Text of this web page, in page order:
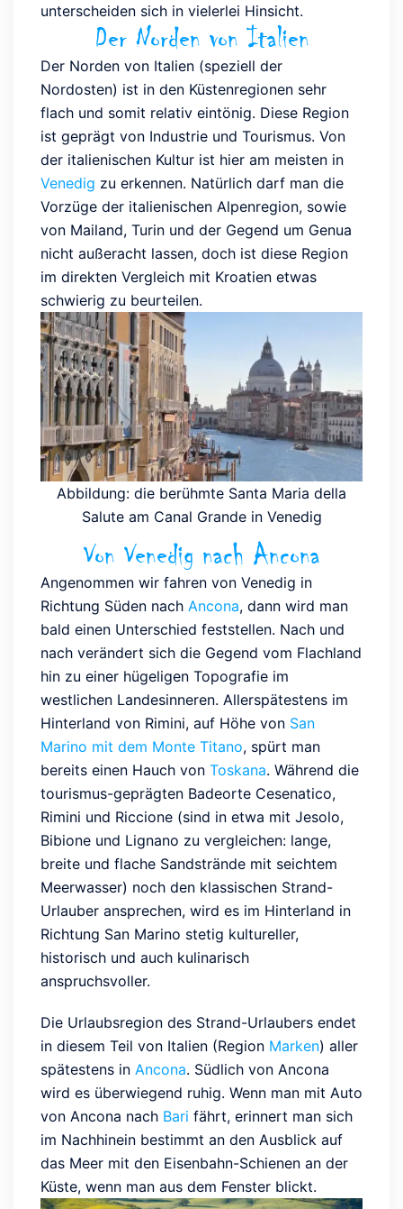
unterscheiden sich in vielerlei Hinsicht.
Der Norden von Italien
Der Norden von Italien (speziell der
Nordosten) ist in den Küstenregionen sehr
flach und somit relativ eintönig. Diese Region
ist geprägt von Industrie und Tourismus. Von
der italienischen Kultur ist hier am meisten in
Venedig zu erkennen. Natürlich darf man die
Vorzüge der italienischen Alpenregion, sowie
von Mailand, Turin und der Gegend um Genua
nicht außeracht lassen, doch ist diese Region
im direkten Vergleich mit Kroatien etwas
schwierig zu beurteilen.
Abbildung: die berühmte Santa Maria della
Salute am Canal Grande in Venedig
Von Venedig nach Ancona
Angenommen wir fahren von Venedig in
Richtung Süden nach Ancona, dann wird man
bald einen Unterschied feststellen. Nach und
nach verändert sich die Gegend vom Flachland
hin zu einer hügeligen Topografie im
westlichen Landesinneren. Allerspätestens im
Hinterland von Rimini, auf Höhe von San
Marino mit dem Monte Titano, spürt man
bereits einen Hauch von Toskana. Während die
tourismus-geprägten Badeorte Cesenatico,
Rimini und Riccione (sind in etwa mit Jesolo,
Bibione und Lignano zu vergleichen: lange,
breite und flache Sandstrände mit seichtem
Meerwasser) noch den klassischen Strand-
Urlauber ansprechen, wird es im Hinterland in
Richtung San Marino stetig kultureller,
historisch und auch kulinarisch
anspruchsvoller.
Die Urlaubsregion des Strand-Urlaubers endet
in diesem Teil von Italien (Region Marken) aller
spätestens in Ancona. Südlich von Ancona
wird es überwiegend ruhig. Wenn man mit Auto
von Ancona nach Bari fährt, erinnert man sich
im Nachhinein bestimmt an den Ausblick auf
das Meer mit den Eisenbahn-Schienen an der
Küste, wenn man aus dem Fenster blickt.